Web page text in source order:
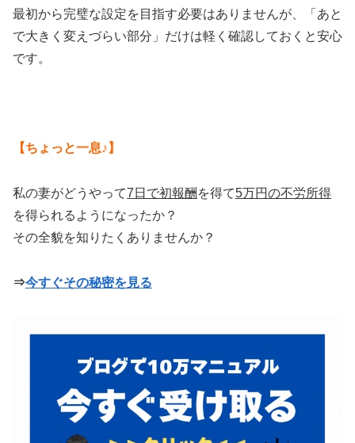
最初から完璧な設定を目指す必要はありませんが、「あと
で大きく変えづらい部分」だけは軽く確認しておくと安心
です。
【ちょっと一息♪】
私の妻がどうやって7日で初報酬 を得て5万円の不労所得
を得られるようになったか？
その全貌を知りたくありませんか？
⇒今すぐその秘密を見る